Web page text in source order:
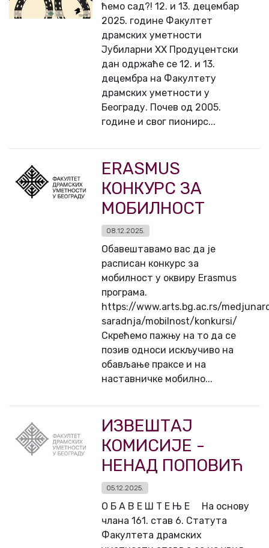
ћемо сад?! 12. и 13. децембар
2025. године Факултет
драмских уметности
Јубиларни XX Продуцентски
дан одржаће се 12. и 13.
децембра на Факултету
драмских уметности у
Београду. Почев од 2005.
године и свог пионирс...
ERASMUS
КОНКУРС ЗА
МОБИЛНОСТ
08.12.2025.
Обавештавамо вас да је
расписан конкурс за
мобилност у оквиру Erasmus
програма.
https://www.arts.bg.ac.rs/
saradnja/mobilnost/konkursi/
Скрећемо пажњу на то да се
позив односи искључиво на
обављање праксе и на
наставничке мобилно...
ИЗВЕШТАЈ
КОМИСИЈЕ -
НЕНАД ПОПОВИЋ
05.12.2025.
О Б А В Е Ш Т Е Њ Е На основу
члана 161. став 6. Статута
Факултета драмских